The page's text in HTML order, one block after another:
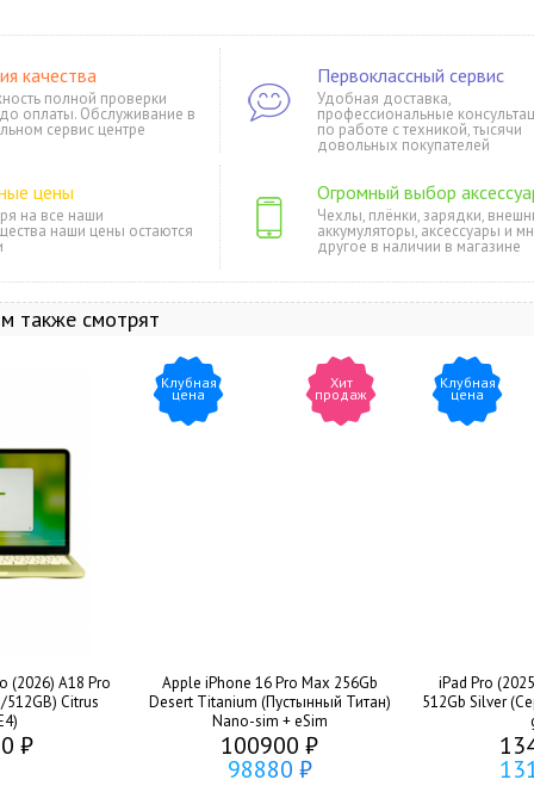
качества
полной проверки
оплаты. Обслуживание в
сервис центре
Первоклассный сервис
Удобная доставка,
профессиональные
по работе с техникой, тысячи
довольных покупателей
цены
на все наши
наши цены остаются
Огромный выбор
Чехлы, плёнки, зарядки,
аккумуляторы, аксессуары и
другое в наличии в магазине
также смотрят
(2026) A18 Pro
512GB) Citrus
₽
Хит
продаж
Клубная
цена
Apple iPhone 16 Pro Max 256Gb
Desert Titanium (Пустынный Титан)
Nano-sim + eSim
100900 ₽
98880 ₽
Клубная
цена
iPad Pro
512Gb Silver